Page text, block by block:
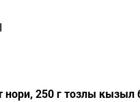
нори, 250 г тозлы кызыл